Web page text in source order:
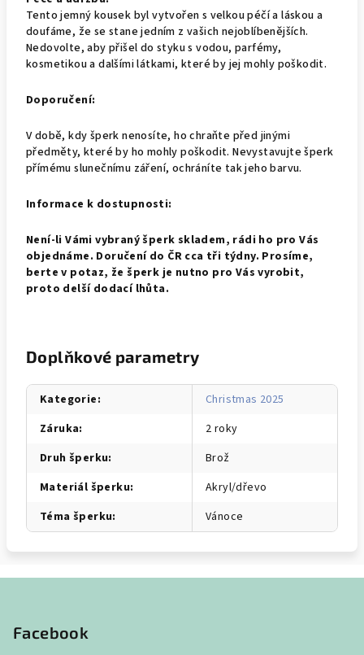
Tento jemný kousek byl vytvořen s velkou péčí a láskou a
doufáme, že se stane jedním z vašich nejoblíbenějších.
Nedovolte, aby přišel do styku s vodou, parfémy,
kosmetikou a dalšími látkami, které by jej mohly poškodit.
Doporučení:
V době, kdy šperk nenosíte, ho chraňte před jinými
předměty, které by ho mohly poškodit. Nevystavujte šperk
přímému slunečnímu záření, ochráníte tak jeho barvu.
Informace k dostupnosti:
Není-li Vámi vybraný šperk skladem, rádi ho pro Vás
objednáme. Doručení do ČR cca tři týdny. Prosíme,
berte v potaz, že šperk je nutno pro Vás vyrobit,
proto delší dodací lhůta.
Doplňkové parametry
Kategorie:
Christmas 2025
Záruka:
2 roky
Druh šperku:
Brož
Materiál šperku:
Akryl/dřevo
Téma šperku: Vánoce
Facebook